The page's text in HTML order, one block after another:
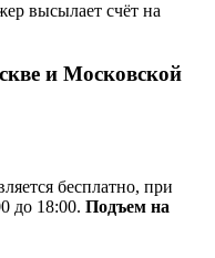
высылает счёт на
и Московской
бесплатно, при
до 18:00. Подъем на